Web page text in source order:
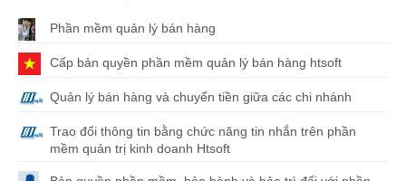
Phần mềm quản lý bán hàng
Cấp bản quyền phần mềm quản lý bán hàng htsoft
Quản lý bán hàng và chuyển tiền giữa các chi nhánh
Trao đổi thông tin bằng chức năng tin nhắn trên phần
mềm quản trị kinh doanh Htsoft